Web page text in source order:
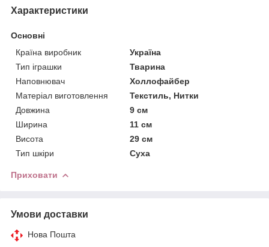
Характеристики
Основні
Країна виробник
Україна
Тип іграшки
Тварина
Наповнювач
Холлофайбер
Матеріал виготовлення
Текстиль, Нитки
Довжина
9 см
Ширина
11 см
Висота
29 см
Тип шкіри
Суха
Приховати
Умови доставки
Нова Пошта